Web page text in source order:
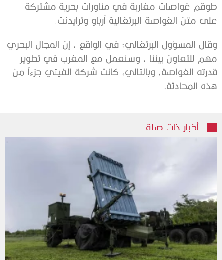
طوقم غواصات مغاربة في مناورات بحرية مشتركة
على متن الغواصة البرتغالية آرباو وترايدنت.
وقال المسؤول البرتغالي: في الواقع ، إن المجال البحري
مهم للتعاون بيننا ، وسنعمل مع المغرب في تطوير
قدرته الغواصة، وبالتالي، كانت شركة الفيتي جزءاً من
هذه المحادثة.
أخبار ذات صلة